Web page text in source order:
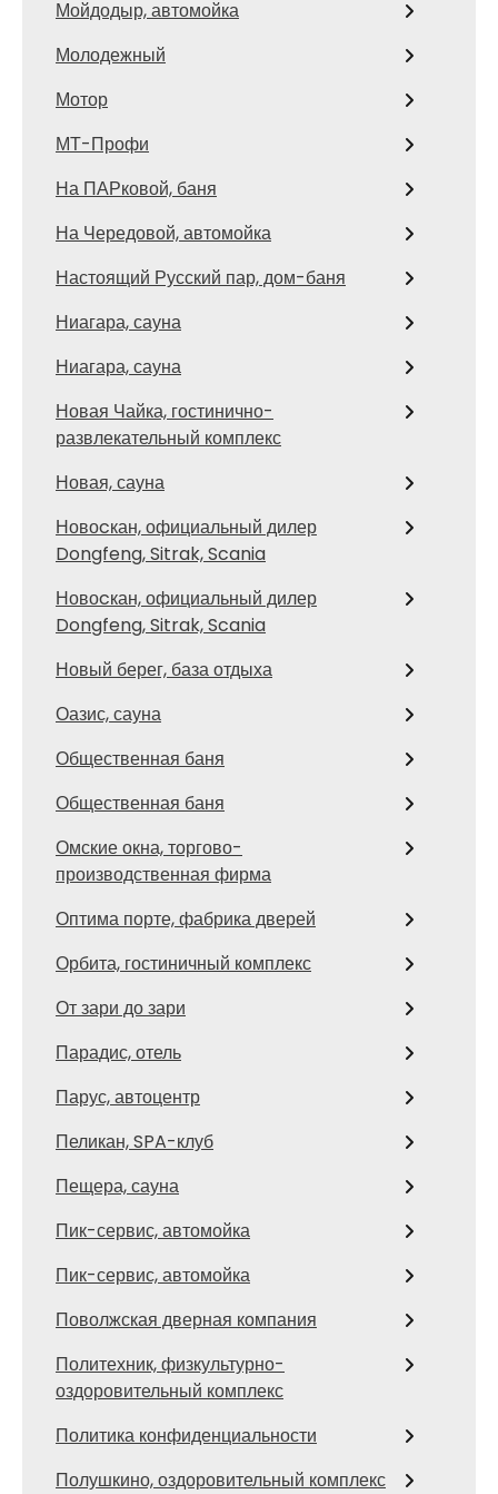
Мойдодыр, автомойка
Молодежный
Мотор
МТ-Профи
На ПАРковой, баня
На Чередовой, автомойка
Настоящий Русский пар, дом-баня
Ниагара, сауна
Ниагара, сауна
Новая Чайка, гостинично-
развлекательный комплекс
Новая, сауна
Новоcкан, официальный дилер
Dongfeng, Sitrak, Scania
Новоcкан, официальный дилер
Dongfeng, Sitrak, Scania
Новый берег, база отдыха
Оазис, сауна
Общественная баня
Общественная баня
Омские окна, торгово-
производственная фирма
Оптима порте, фабрика дверей
Орбита, гостиничный комплекс
От зари до зари
Парадис, отель
Парус, автоцентр
Пеликан, SPA-клуб
Пещера, сауна
Пик-сервис, автомойка
Пик-сервис, автомойка
Поволжская дверная компания
Политехник, физкультурно-
оздоровительный комплекс
Политика конфиденциальности
Полушкино, оздоровительный комплекс